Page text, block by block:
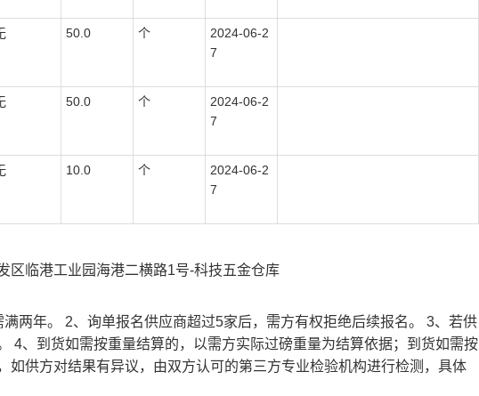
50.0 个
2024-06-2
7
50.0 个
2024-06-2
7
10.0 个
2024-06-2
7
区临港工业园海港二横路1号-科技五金仓库
两年。 2、询单报名供应商超过5家后，需方有权拒绝后续报名。 3、若供
4、到货如需按重量结算的，以需方实际过磅重量为结算依据；到货如需按
如供方对结果有异议，由双方认可的第三方专业检验机构进行检测，具体